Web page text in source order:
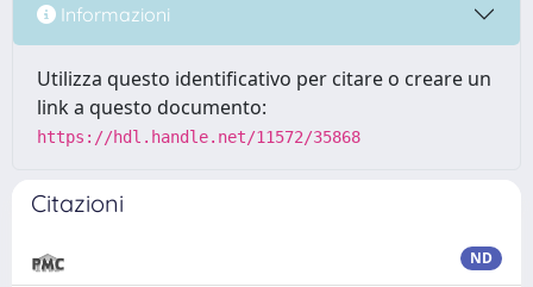
Informazioni
Utilizza questo identificativo per citare o creare un
link a questo documento:
https://hdl.handle.net/11572/35868
Citazioni
ND